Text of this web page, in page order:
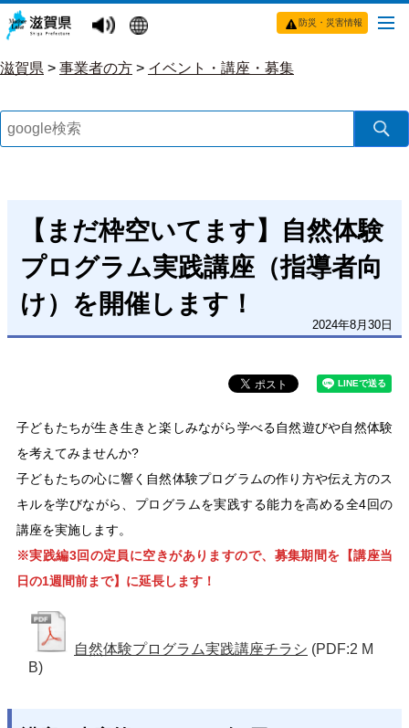
防災・災害情報
滋賀県 > 事業者の方 > イベント・講座・募集
【まだ枠空いてます】自然体験
プログラム実践講座（指導者向
け）を開催します！
2024年8月30日
子どもたちが生き生きと楽しみながら学べる自然遊びや自然体験
を考えてみませんか?
子どもたちの心に響く自然体験プログラムの作り方や伝え方のス
キルを学びながら、プログラムを実践する能力を高める全4回の
講座を実施します。
※実践編3回の定員に空きがありますので、募集期間を【講座当
日の1週間前まで】に延長します！
自然体験プログラム実践講座チラシ (PDF:2 M
B)